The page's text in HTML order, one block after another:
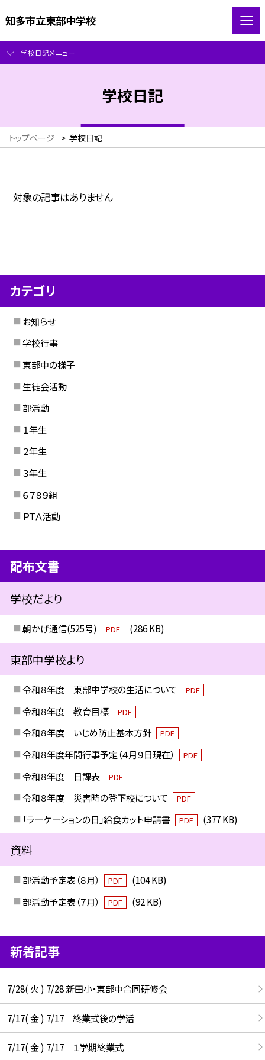
知多市立東部中学校
学校日記メニュー
学校日記
トップページ > 学校日記
対象の記事はありません
カテゴリ
お知らせ
学校行事
東部中の様子
生徒会活動
部活動
１年生
２年生
３年生
６７８９組
ＰＴＡ活動
配布文書
学校だより
朝かげ通信(525号) PDF (286 KB)
東部中学校より
令和８年度 東部中学校の生活について PDF
令和８年度 教育目標 PDF
令和８年度 いじめ防止基本方針 PDF
令和８年度年間行事予定（４月９日現在） PDF
令和８年度 日課表 PDF
令和８年度 災害時の登下校について PDF
「ラーケーションの日」給食カット申請書 PDF (377 KB)
資料
部活動予定表（８月） PDF
(104 KB)
部活動予定表（７月）
PDF (92 KB)
新着記事
7/28( 火 ) 7/28 新田小・東部中合同研修会
7/17( 金 ) 7/17 終業式後の学活
7/17( 金 ) 7/17 １学期終業式